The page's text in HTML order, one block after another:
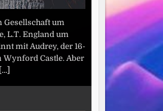
Gesellschaft um
L.T. England um
mit Audrey, der 16-
Castle. Aber
[...]